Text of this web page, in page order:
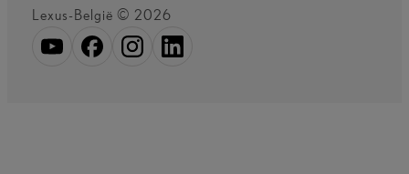
Lexus-België © 2026